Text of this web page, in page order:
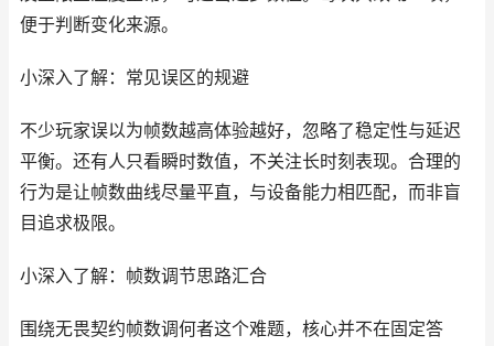
便于判断变化来源。
小深入了解：常见误区的规避
不少玩家误以为帧数越高体验越好，忽略了稳定性与延迟
平衡。还有人只看瞬时数值，不关注长时刻表现。合理的
行为是让帧数曲线尽量平直，与设备能力相匹配，而非盲
目追求极限。
小深入了解：帧数调节思路汇合
围绕无畏契约帧数调何者这个难题，核心并不在固定答